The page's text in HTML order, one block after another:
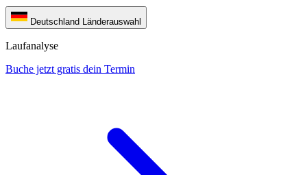
Deutschland Länderauswahl
Laufanalyse
Buche jetzt gratis dein Termin